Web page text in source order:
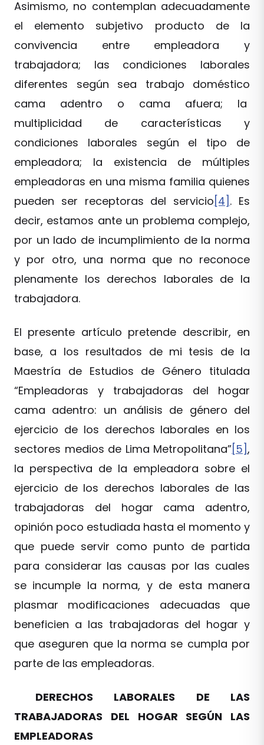
Asimismo, no contemplan adecuadamente
el elemento subjetivo producto de la
convivencia entre empleadora y
trabajadora; las condiciones laborales
diferentes según sea trabajo doméstico
cama adentro o cama afuera; la
multiplicidad de características y
condiciones laborales según el tipo de
empleadora; la existencia de múltiples
empleadoras en una misma familia quienes
pueden ser receptoras del servicio [4] . Es
decir, estamos ante un problema complejo,
por un lado de incumplimiento de la norma
y por otro, una norma que no reconoce
plenamente los derechos laborales de la
trabajadora.
El presente artículo pretende describir, en
base, a los resultados de mi tesis de la
Maestría de Estudios de Género titulada
“Empleadoras y trabajadoras del hogar
cama adentro: un análisis de género del
ejercicio de los derechos laborales en los
sectores medios de Lima Metropolitana”[5],
la perspectiva de la empleadora sobre el
ejercicio de los derechos laborales de las
trabajadoras del hogar cama adentro,
opinión poco estudiada hasta el momento y
que puede servir como punto de partida
para considerar las causas por las cuales
se incumple la norma, y de esta manera
plasmar modificaciones adecuadas que
beneficien a las trabajadoras del hogar y
que aseguren que la norma se cumpla por
parte de las empleadoras.
DERECHOS LABORALES DE LAS
TRABAJADORAS DEL HOGAR SEGÚN LAS
EMPLEADORAS